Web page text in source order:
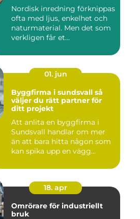
Nordisk inredning förknippas
ofta med ljus, enkelhet och
naturmaterial. Men det som
verkligen får et...
01. jun
Byggfirma i sundsvall så
väljer du rätt partner för
ditt projekt
Att anlita en byggfirma i
Sundsvall handlar om mer
än att bara hitta någon som
kan spika upp en vägg...
18. apr
Omrörare för industriellt
bruk